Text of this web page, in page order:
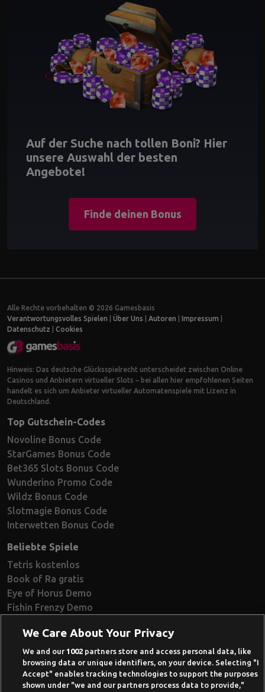
Auf der Suche nach tollen Boni? Hier
unsere Auswahl der besten
Angebote!
Finde deinen Bonus
Alle Rechte vorbehalten © 2026 Gamesbasis
Verantwortungsvolles Spielen
Über Uns Autoren Impressum
Datenschutz
Cookies
Hinweis: Das deutsche Glücksspielrecht unterscheidet zwischen Online
Casinos und Anbietern virtueller Slots – bei allen hier empfohlenen Seiten
handelt es sich um Anbieter virtueller Automatenspiele mit Lizenz in
Deutschland.
Top Gutschein-Codes
Novoline Bonus Code
StarGames Bonus Code
Bet365 Slots Bonus Code
Wunderino Promo Code
Wildz Bonus Code
Slotmagie Bonus Code
Interwetten Bonus Code
Beliebte Spiele
Tetris kostenlos
Book of Ra gratis
Eye of Horus Demo
Fishin Frenzy Demo
Book of Dead Demo
Razor Shark Demo
Beste Online Casinos 2026
We Care About Your Privacy
We and our1002 partners store and access personal data, like
browsing data or unique identifiers, on your device. Selecting "I
Accept" enables tracking technologies to support the purposes
shown under "we and our partners process data to provide,"